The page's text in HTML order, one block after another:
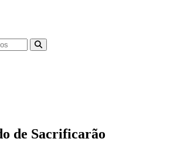
de Sacrificarão